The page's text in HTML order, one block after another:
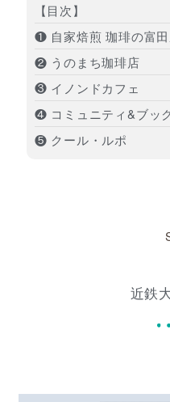
【目次】
❶ 自家焙煎 珈琲の富
❷ うのまち珈琲店
❸ イノンドカフェ
❹ コミュニティ&ブッ
❺ クール・ルポ
近鉄